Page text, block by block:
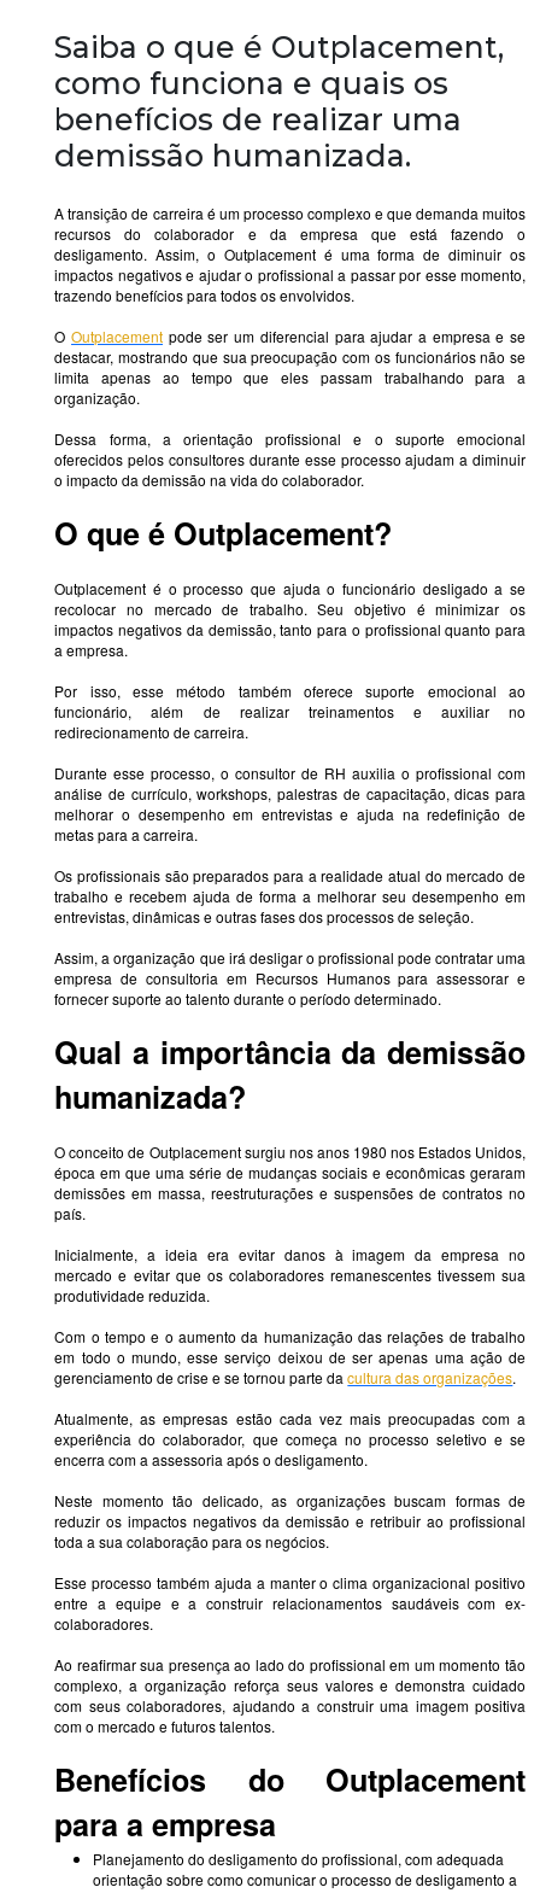
Saiba o que é Outplacement,
como funciona e quais os
benefícios de realizar uma
demissão humanizada.
A transição de carreira é um processo complexo e que demanda muitos
recursos do colaborador e da empresa que está fazendo o
desligamento. Assim, o Outplacement é uma forma de diminuir os
impactos negativos e ajudar o profissional a passar por esse momento,
trazendo benefícios para todos os envolvidos.
OOutplacement pode ser um diferencial para ajudar a empresa e se
destacar, mostrando que sua preocupação com os funcionários não se
limita apenas ao tempo que eles passam trabalhando para a
organização.
Dessa forma, a orientação profissional e o suporte emocional
oferecidos pelos consultores durante esse processo ajudam a diminuir
o impacto da demissão na vida do colaborador.
O que é Outplacement?
Outplacement é o processo que ajuda o funcionário desligado a se
recolocar no mercado de trabalho. Seu objetivo é minimizar os
impactos negativos da demissão, tanto para o profissional quanto para
a empresa.
Por isso, esse método também oferece suporte emocional ao
funcionário, além de realizar treinamentos e auxiliar no
redirecionamento de carreira.
Durante esse processo, o consultor de RH auxilia o profissional com
análise de currículo, workshops, palestras de capacitação, dicas para
melhorar o desempenho em entrevistas e ajuda na redefinição de
metas para a carreira.
Os profissionais são preparados para a realidade atual do mercado de
trabalho e recebem ajuda de forma a melhorar seu desempenho em
entrevistas, dinâmicas e outras fases dos processos de seleção.
Assim, a organização que irá desligar o profissional pode contratar uma
empresa de consultoria em Recursos Humanos para assessorar e
fornecer suporte ao talento durante o período determinado.
Qual a importância da demissão
humanizada?
O conceito de Outplacement surgiu nos anos 1980 nos Estados Unidos,
época em que uma série de mudanças sociais e econômicas geraram
demissões em massa, reestruturações e suspensões de contratos no
país.
Inicialmente, a ideia era evitar danos à imagem da empresa no
mercado e evitar que os colaboradores remanescentes tivessem sua
produtividade reduzida.
Com o tempo e o aumento da humanização das relações de trabalho
em todo o mundo, esse serviço deixou de ser apenas uma ação de
gerenciamento de crise e se tornou parte dacultura das organizações.
Atualmente, as empresas estão cada vez mais preocupadas com a
experiência do colaborador, que começa no processo seletivo e se
encerra com a assessoria após o desligamento.
Neste momento tão delicado, as organizações buscam formas de
reduzir os impactos negativos da demissão e retribuir ao profissional
toda a sua colaboração para os negócios.
Esse processo também ajuda a manter o clima organizacional positivo
entre a equipe e a construir relacionamentos saudáveis com ex-
colaboradores.
Ao reafirmar sua presença ao lado do profissional em um momento tão
complexo, a organização reforça seus valores e demonstra cuidado
com seus colaboradores, ajudando a construir uma imagem positiva
com o mercado e futuros talentos.
Benefícios do Outplacement
para a empresa
Planejamento do desligamento do profissional, com adequada
orientação sobre como comunicar o processo de desligamento a